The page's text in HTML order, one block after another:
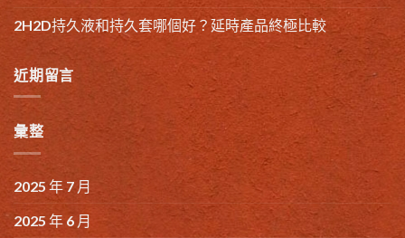
2H2D持久液和持久套哪個好？延時產品終極比較
近期留言
彙整
2025 年 7 月
2025 年 6 月